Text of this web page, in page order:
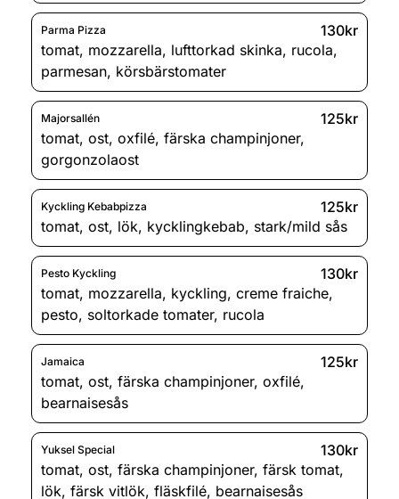
Parma Pizza
130kr
tomat, mozzarella, lufttorkad skinka, rucola,
parmesan, körsbärstomater
Majorsallén
125kr
tomat, ost, oxfilé, färska champinjoner,
gorgonzolaost
Kyckling Kebabpizza
125kr
tomat, ost, lök, kycklingkebab, stark/mild sås
Pesto Kyckling
130kr
tomat, mozzarella, kyckling, creme fraiche,
pesto, soltorkade tomater, rucola
Jamaica
125kr
tomat, ost, färska champinjoner, oxfilé,
bearnaisesås
Yuksel Special
130kr
tomat, ost, färska champinjoner, färsk tomat,
lök, färsk vitlök, fläskfilé, bearnaisesås